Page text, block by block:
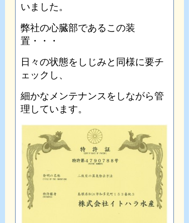
いました。
弊社の心臓部であるこの装
置・・・
日々の状態をしじみと同様に要チ
ェックし、
細かなメンテナンスをしながら管
理しています。